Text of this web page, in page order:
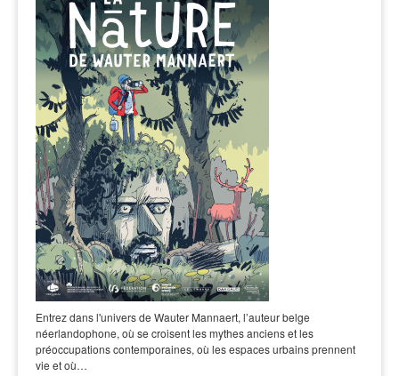
Entrez dans l'univers de Wauter Mannaert, l’auteur belge
néerlandophone, où se croisent les mythes anciens et les
préoccupations contemporaines, où les espaces urbains prennent
vie et où…